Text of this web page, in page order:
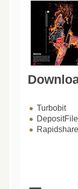
Turbobit
Rapidshare